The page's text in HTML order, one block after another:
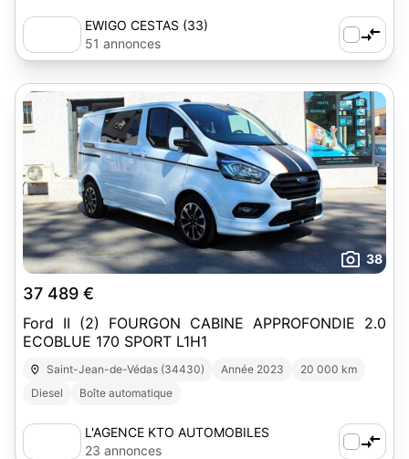
EWIGO CESTAS (33)
51 annonces
38
37 489 €
Ford II (2) FOURGON CABINE APPROFONDIE 2.0
ECOBLUE 170 SPORT L1H1
Saint-Jean-de-Védas (34430) Année 2023
20 000 km
Diesel
Boîte automatique
L'AGENCE KTO AUTOMOBILES
23 annonces